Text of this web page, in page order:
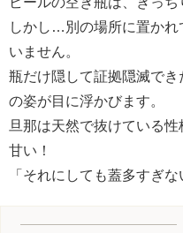
しかし…別の場所に置か
いません。
瓶だけ隠して証拠隠滅で
の姿が目に浮かびます。
旦那は天然で抜けている
甘い！
「それにしても蓋多すぎ